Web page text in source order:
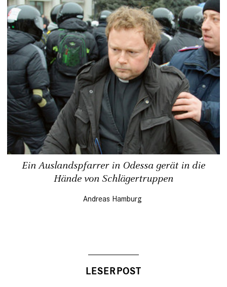
Ein Auslandspfarrer in Odessa gerät in die
Hände von Schlägertruppen
Andreas Hamburg